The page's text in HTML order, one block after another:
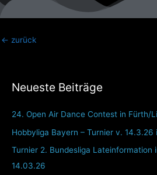
Neueste Beiträge
24. Open Air Dance Contest in Fürth/
Hobbyliga Bayern – Turnier v. 14.3.26
Turnier 2. Bundesliga Lateinformation
14.03.26
← zurück